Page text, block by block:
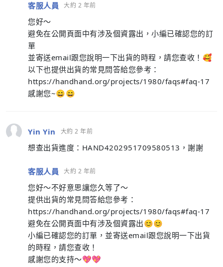
客服人員 大約 2 年前
您好～
避免在公開頁面中有涉及個資露出，小編已確認您的訂
單
並寄送email跟您說明一下出貨的時程，請您查收！🥰
以下也提供出貨的常見問答給您參考：
https://handhand.org/projects/1980/faqs#faq-17
感謝您~😄😄
Yin Yin 大約 2 年前
想查出貨進度：HAND4202951709580513，謝謝
客服人員 大約 2 年前
您好～不好意思讓您久等了～
提供出貨的常見問答給您參考：
https://handhand.org/projects/1980/faqs#faq-17
避免在公開頁面中有涉及個資露出😊😊
小編已確認您的訂單，並寄送email跟您說明一下出貨
的時程，請您查收！
感謝您的支持～💖💖